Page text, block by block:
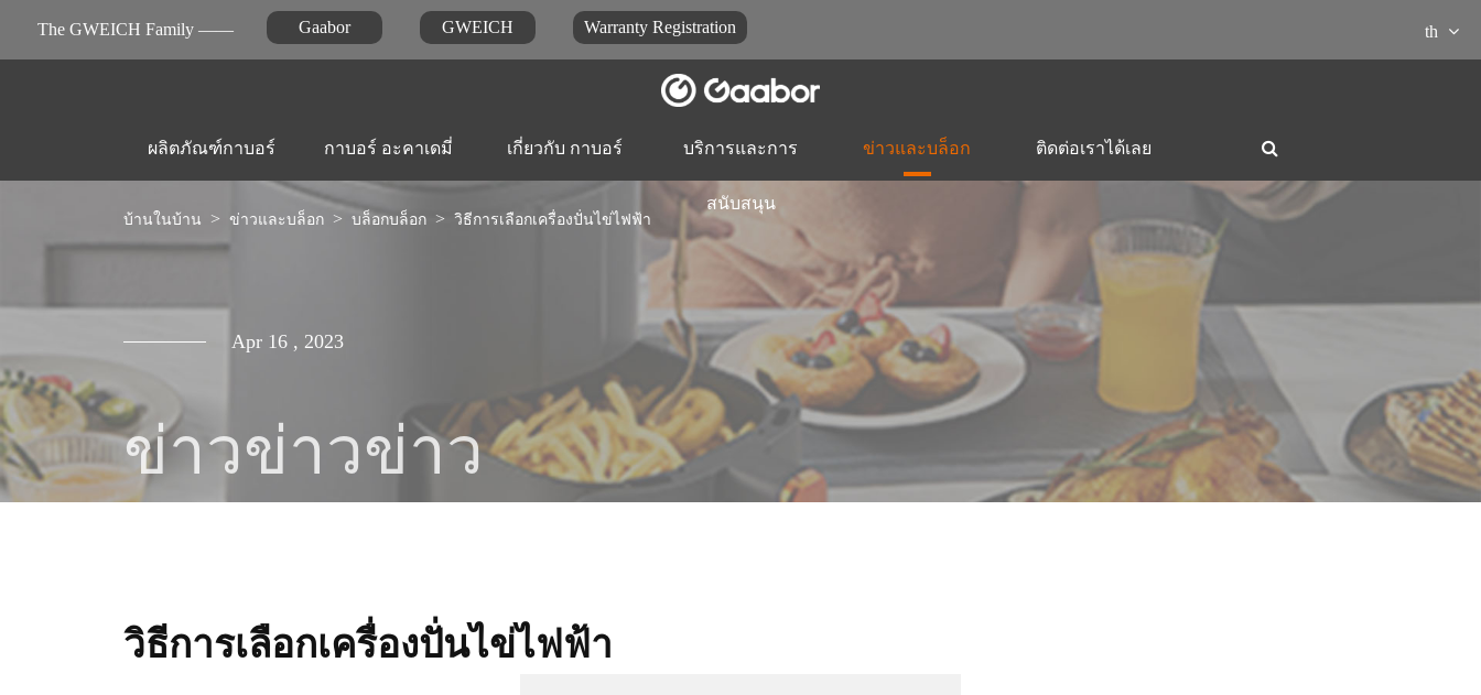
The GWEICH Family —— Gaabor GWEICH Warranty Registration
ผลิตภัณฑ์กาบอร์
เครื่องใช้ในครัว
 หม้อไฟฟ้าหม้อ เครื่องเตรียมอาหาร
การดูแลส่วนบุคคล
การทำความสะอาดการทำความสะอาด
กาบอร์ อะคาเดมี่ เกี่ยวกับ กาบอร์ บริการและการ
สนับสนุน
วิดีโอแอลอีดี ดาวน์โหลดเอกสาร
ข่าวและบล็อก
ข่าวข่าวข่าว
ติดต่อเราได้เลย
th
บ้านในบ้าน ข่าวและบล็อก บล็อกบล็อก วิธีการเลือกเครื่องปั่นไข่ไฟฟ้า
Apr 16 , 2023
ข่าวข่าวข่าว
วิธีการเลือกเครื่องปั่นไข่ไฟฟ้า